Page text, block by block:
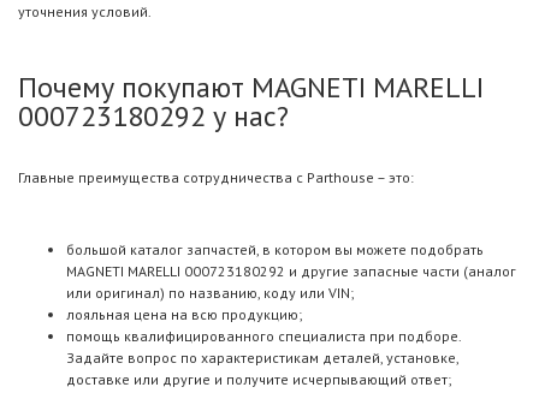
уточнения условий.
Почему покупают MAGNETI MARELLI
000723180292 у нас?
Главные преимущества сотрудничества с Parthouse – это:
большой каталог запчастей, в котором вы можете подобрать
MAGNETI MARELLI 000723180292 и другие запасные части (аналог
или оригинал) по названию, коду или VIN;
лояльная цена на всю продукцию;
помощь квалифицированного специалиста при подборе.
Задайте вопрос по характеристикам деталей, установке,
доставке или другие и получите исчерпывающий ответ;